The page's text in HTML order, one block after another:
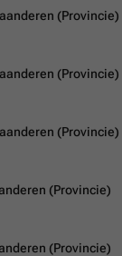
(Provincie)
(Provincie)
(Provincie)
(Provincie)
(Provincie)